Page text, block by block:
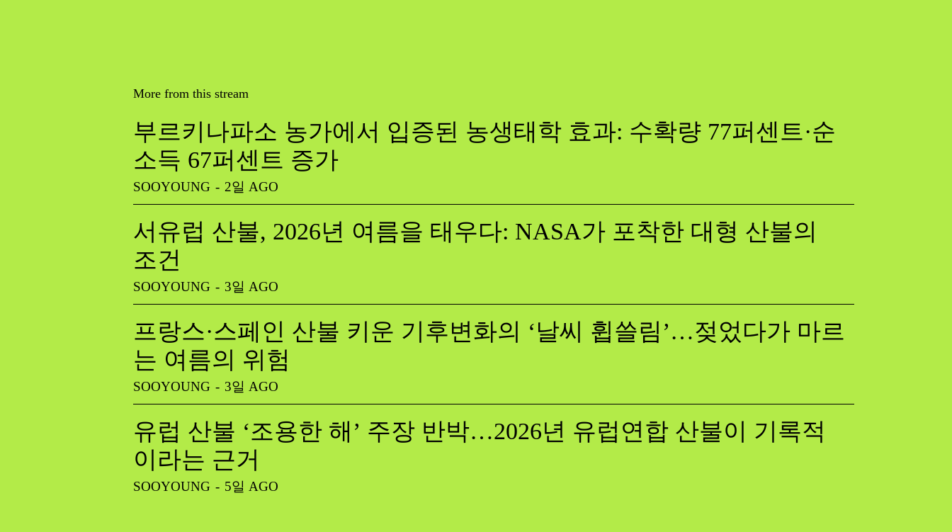
More from this stream
부르키나파소 농가에서 입증된 농생태학 효과: 수확량 77퍼센트·순
소득 67퍼센트 증가
SOOYOUNG - 2일 AGO
서유럽 산불, 2026년 여름을 태우다: NASA가 포착한 대형 산불의
조건
SOOYOUNG - 3일 AGO
프랑스·스페인 산불 키운 기후변화의 ‘날씨 휩쓸림’…젖었다가 마르
는 여름의 위험
SOOYOUNG - 3일 AGO
유럽 산불 ‘조용한 해’ 주장 반박…2026년 유럽연합 산불이 기록적
이라는 근거
SOOYOUNG - 5일 AGO